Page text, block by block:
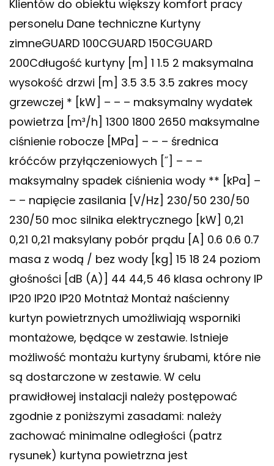
Klientów do obiektu większy komfort pracy
personelu Dane techniczne Kurtyny
zimneGUARD 100CGUARD 150CGUARD
200Cdługość kurtyny [m] 1 1.5 2 maksymalna
wysokość drzwi [m] 3.5 3.5 3.5 zakres mocy
grzewczej * [kW] – – – maksymalny wydatek
powietrza [m³/h] 1300 1800 2650 maksymalne
ciśnienie robocze [MPa] – – – średnica
króćców przyłączeniowych [˝] – – –
maksymalny spadek ciśnienia wody ** [kPa] –
– – napięcie zasilania [V/Hz] 230/50 230/50
230/50 moc silnika elektrycznego [kW] 0,21
0,21 0,21 maksylany pobór prądu [A] 0.6 0.6 0.7
masa z wodą / bez wody [kg] 15 18 24 poziom
głośności [dB (A)] 44 44,5 46 klasa ochrony IP
IP20 IP20 IP20 Motntaż Montaż naścienny
kurtyn powietrznych umożliwiają wsporniki
montażowe, będące w zestawie. Istnieje
możliwość montażu kurtyny śrubami, które nie
są dostarczone w zestawie. W celu
prawidłowej instalacji należy postępować
zgodnie z poniższymi zasadami: należy
zachować minimalne odległości (patrz
rysunek) kurtyna powietrzna jest